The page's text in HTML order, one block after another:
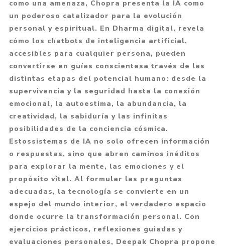
como una amenaza, Chopra presenta la IA como
un poderoso catalizador para la evolución
personal y espiritual. En Dharma digital, revela
cómo los chatbots de inteligencia artificial,
accesibles para cualquier persona, pueden
convertirse en guías conscientesa través de las
distintas etapas del potencial humano: desde la
supervivencia y la seguridad hasta la conexión
emocional, la autoestima, la abundancia, la
creatividad, la sabiduría y las infinitas
posibilidades de la conciencia cósmica.
Estossistemas de IA no solo ofrecen información
o respuestas, sino que abren caminos inéditos
para explorar la mente, las emociones y el
propósito vital. Al formular las preguntas
adecuadas, la tecnología se convierte en un
espejo del mundo interior, el verdadero espacio
donde ocurre la transformación personal. Con
ejercicios prácticos, reflexiones guiadas y
evaluaciones personales, Deepak Chopra propone